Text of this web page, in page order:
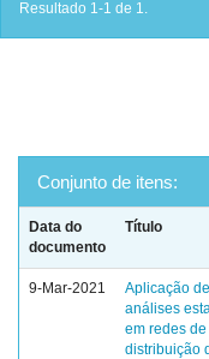
Resultado 1-1 de 1.
Conjunto de itens:
Data do
documento
Título
9-Mar-2021
Aplicação de
análises
em redes de
distribuição